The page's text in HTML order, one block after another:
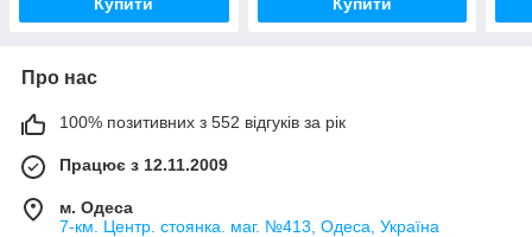
Про нас
100% позитивних з 552 відгуків за рік
Працює з 12.11.2009
м. Одеса
7-км. Центр. стоянка. маг. №413, Одеса, Україна